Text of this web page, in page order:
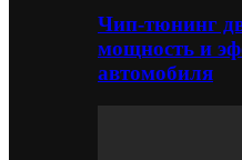
Чип-тюнинг
мощность и
автомобиля